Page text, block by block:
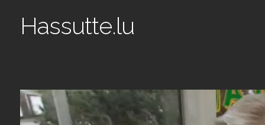
Hassutte.lu